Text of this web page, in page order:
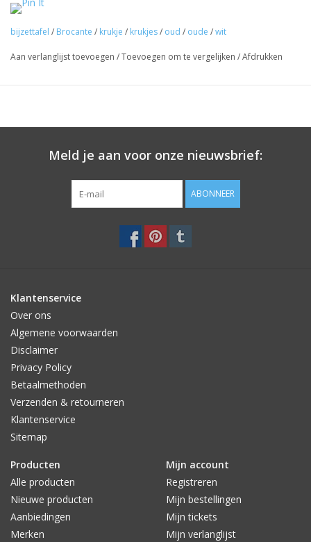
Mocht u meer informatie willen neem dan contact op met
info@label123.nl
bijzettafel / Brocante / krukje / krukjes/ oud / oude /wit
Aan verlanglijst toevoegen /Toevoegen om te vergelijken /Afdrukken
Meld je aan voor onze nieuwsbrief:
ABONNEER
Klantenservice
Over ons
Algemene voorwaarden
Disclaimer
Privacy Policy
Betaalmethoden
Verzenden & retourneren
Klantenservice
Sitemap
Producten
Alle producten
Nieuwe producten
Aanbiedingen
Merken
Mijn account
Registreren
Mijn bestellingen
Mijn tickets
Mijn verlanglijst